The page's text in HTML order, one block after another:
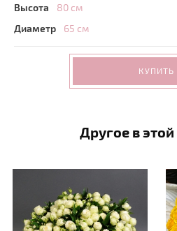
Высота
80 см
Диаметр
65 см
КУПИТЬ
Другое в